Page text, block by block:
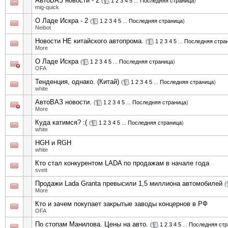
mig-quick
О Ладе Искра - 2 ( 1 2 3 4 5 Последняя страница)
Neibot
Новости НЕ китайского автопрома. ( 1 2 3 4 5 Последняя
More
О Ладе Искра ( 1 2 3 4 5 Последняя страница)
OFA
Тенденция, однако. (Китай) ( 1 2 3 4 5 Последняя страница)
white
АвтоВАЗ новости. ( 1 2 3 4 5 Последняя страница)
More
Куда катимся? :( ( 1 2 3 4 5 Последняя страница)
white
HGH и RGH
white
Кто стал конкурентом LADA по продажам в начале года
svett
Продажи Lada Granta превысили 1,5 миллиона автомобилей (
More
Кто и зачем покупает закрытые заводы концернов в РФ
OFA
По стопам Манилова. Цены на авто. ( 1 2 3 4 5 Последняя